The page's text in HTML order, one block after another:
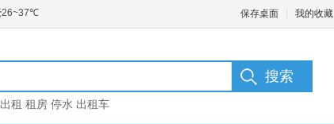
保存桌面 我的收藏
出租 租房 停水 出租车